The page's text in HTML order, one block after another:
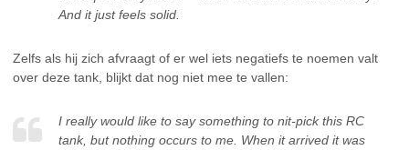
And it just feels solid.
Zelfs als hij zich afvraagt of er wel iets negatiefs te noemen valt
over deze tank, blijkt dat nog niet mee te vallen:
I really would like to say something to nit-pick this RC
tank, but nothing occurs to me. When it arrived it was